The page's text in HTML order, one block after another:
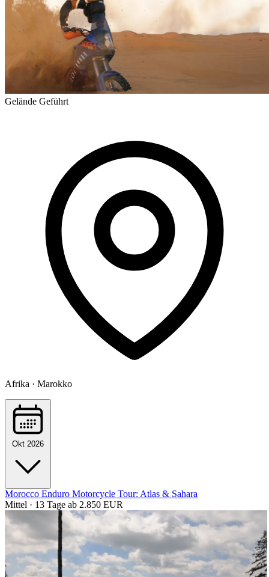
Gelände Geführt
Afrika · Marokko
Okt 2026
Morocco Enduro Motorcycle Tour: Atlas & Sahara
Mittel · 13 Tage ab 2.850 EUR